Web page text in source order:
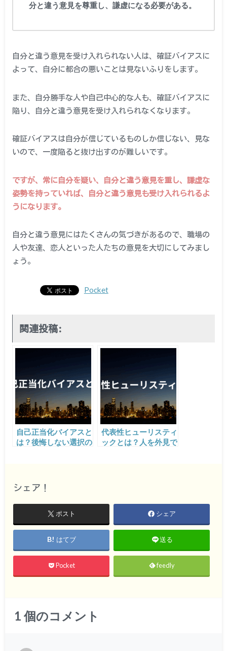
分と違う意見を尊重し、謙虚になる必要がある。
自分と違う意見を受け入れられない人は、確証バイアスに
よって、自分に都合の悪いことは見ないふりをします。
また、自分勝手な人や自己中心的な人も、確証バイアスに
陥り、自分と違う意見を受け入れられなくなります。
確証バイアスは自分が信じているものしか信じない、見な
いので、一度陥ると抜け出すのが難しいです。
ですが、常に自分を疑い、自分と違う意見を重し、謙虚な
姿勢を持っていれば、自分と違う意見も受け入れられるよ
うになります。
自分と違う意見にはたくさんの気づきがあるので、職場の
人や友達、恋人といった人たちの意見を大切にしてみまし
ょう。
Pocket
関連投稿:
自己正当化バイアスと
は？後悔しない選択の
代表性ヒューリスティ
ックとは？人を外見で
シェア！
ポスト シェア
はてブ 送る
Pocket feedly
1 個のコメント